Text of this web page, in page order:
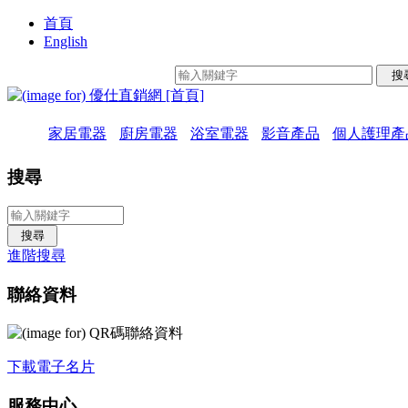
首頁
English
家居電器 廚房電器 浴室電器 影音產品 個人護理產
搜尋
進階搜尋
聯絡資料
下載電子名片